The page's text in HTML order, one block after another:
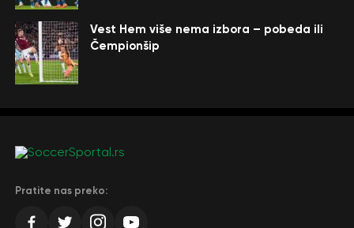
Vest Hem više nema izbora – pobeda ili
Čempionšip
Pratite nas preko: